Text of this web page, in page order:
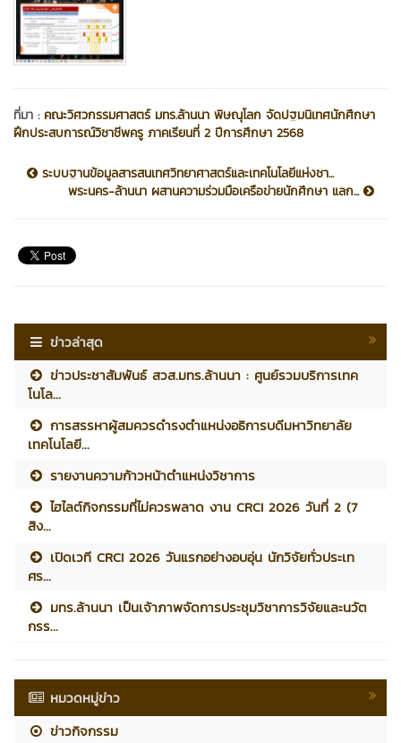
ที่มา : คณะวิศวกรรมศาสตร์ มทร.ล้านนา พิษณุโลก จัดปฐมนิเทศนักศึกษา
ฝึกประสบการณ์วิชาชีพครู ภาคเรียนที่ 2 ปีการศึกษา 2568
ระบบฐานข้อมูลสารสนเทศวิทยาศาสตร์และเทคโนโลยีแห่งชา...
พระนคร-ล้านนา ผสานความร่วมมือเครือข่ายนักศึกษา แลก...
ข่าวล่าสุด
ข่าวประชาสัมพันธ์ สวส.มทร.ล้านนา : ศูนย์รวมบริการเทค
โนโล...
การสรรหาผู้สมควรดำรงตำแหน่งอธิการบดีมหาวิทยาลัย
เทคโนโลยี...
รายงานความก้าวหน้าตำแหน่งวิชาการ
ไฮไลต์กิจกรรมที่ไม่ควรพลาด งาน CRCI 2026 วันที่ 2 (7
สิง...
เปิดเวที CRCI 2026 วันแรกอย่างอบอุ่น นักวิจัยทั่วประเท
ศร...
มทร.ล้านนา เป็นเจ้าภาพจัดการประชุมวิชาการวิจัยและนวัต
กรร...
หมวดหมู่ข่าว
ข่าวกิจกรรม